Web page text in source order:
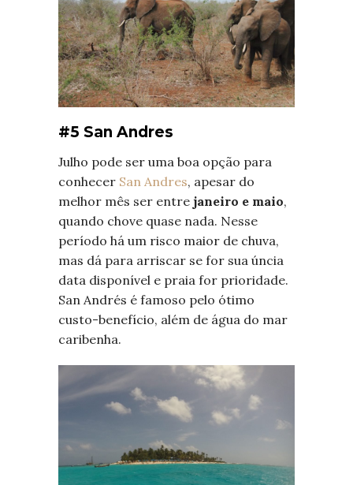
#5 San Andres
Julho pode ser uma boa opção para
conhecer San Andres, apesar do
melhor mês ser entre janeiro e maio,
quando chove quase nada. Nesse
período há um risco maior de chuva,
mas dá para arriscar se for sua úncia
data disponível e praia for prioridade.
San Andrés é famoso pelo ótimo
custo-benefício, além de água do mar
caribenha.